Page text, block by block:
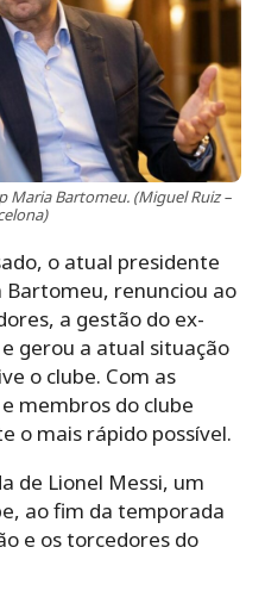
Maria Bartomeu. (Miguel Ruiz –
o atual presidente
Bartomeu, renunciou ao
a gestão do ex-
gerou a atual situação
o clube. Com as
membros do clube
o mais rápido possível.
de Lionel Messi, um
ao fim da temporada
e os torcedores do